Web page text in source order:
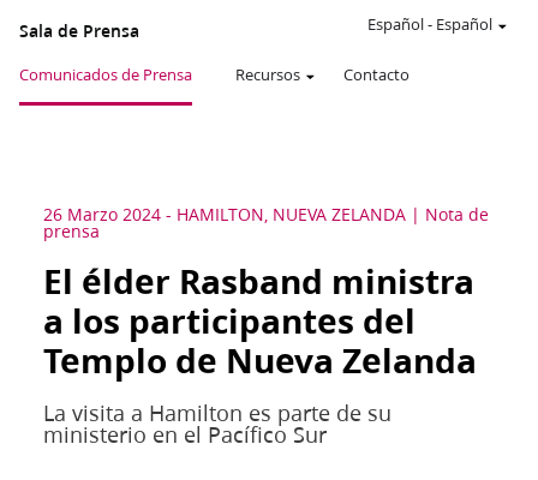
Sala de Prensa
Comunicados de Prensa Recursos Contacto
Español- Español
26 Marzo 2024 - HAMILTON, NUEVA ZELANDA Nota de
prensa
El élder Rasband ministra
a los participantes del
Templo de Nueva Zelanda
La visita a Hamilton es parte de su
ministerio en el Pacífico Sur